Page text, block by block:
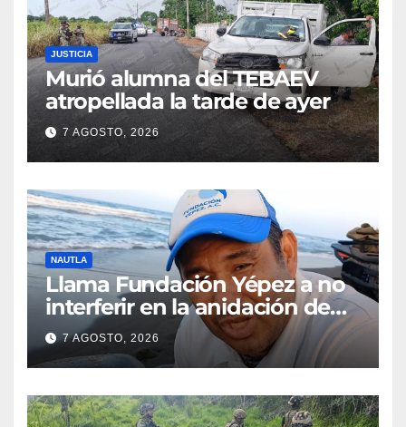
JUSTICIA
Murió alumna del TEBAEV
atropellada la tarde de ayer
7 AGOSTO, 2026
NAUTLA
Llama Fundación Yépez a no
interferir en la anidación de
tortugas
7 AGOSTO, 2026